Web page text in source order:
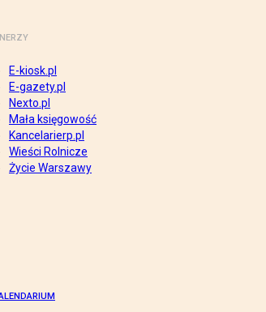
E-kiosk.pl
E-gazety.pl
Nexto.pl
Mała księgowość
Kancelarierp.pl
Wieści Rolnicze
Życie Warszawy